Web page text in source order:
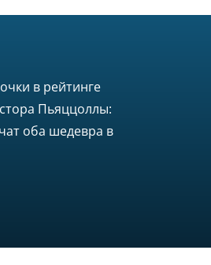
в рейтинге
Пьяццоллы:
оба шедевра в